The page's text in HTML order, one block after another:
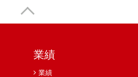
業績
業績